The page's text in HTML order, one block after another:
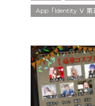
App「Identity Ⅴ 第